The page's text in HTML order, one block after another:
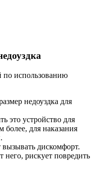
по использованию
недоуздка для
это устройство для
более, для наказания
дискомфорт.
него, рискует повредить